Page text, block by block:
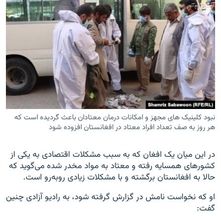
نبود کلینیک های مجهز و امکانات درمان معتادان باعث گردیده است که
هر روز به صف تعداد افراد معتاد در افغانستان افزوده شود
در این میان یک افغان که به سبب مشکلات اقتصادی به یکی از
کشورهای همسایه رفته و معتاد به مواد مخدر شده می‌گوید که
حالا به افغانستان برگشته و با مشکلات زیادی روبه‌رو است.
او که نخواست نامش در گزارش گرفته شود، به رادیو آزادی چنین
گفت: